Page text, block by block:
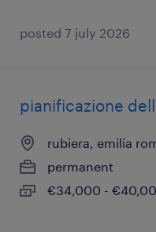
posted 7 july 2026
pianificazione
rubiera, emilia
permanent
€34,000 -